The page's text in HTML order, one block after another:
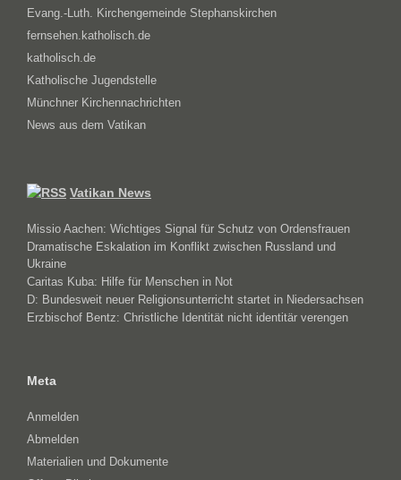
Evang.-Luth. Kirchengemeinde Stephanskirchen
fernsehen.katholisch.de
katholisch.de
Katholische Jugendstelle
Münchner Kirchennachrichten
News aus dem Vatikan
Vatikan News
Missio Aachen: Wichtiges Signal für Schutz von Ordensfrauen
Dramatische Eskalation im Konflikt zwischen Russland und
Ukraine
Caritas Kuba: Hilfe für Menschen in Not
D: Bundesweit neuer Religionsunterricht startet in Niedersachsen
Erzbischof Bentz: Christliche Identität nicht identitär verengen
Meta
Anmelden
Abmelden
Materialien und Dokumente